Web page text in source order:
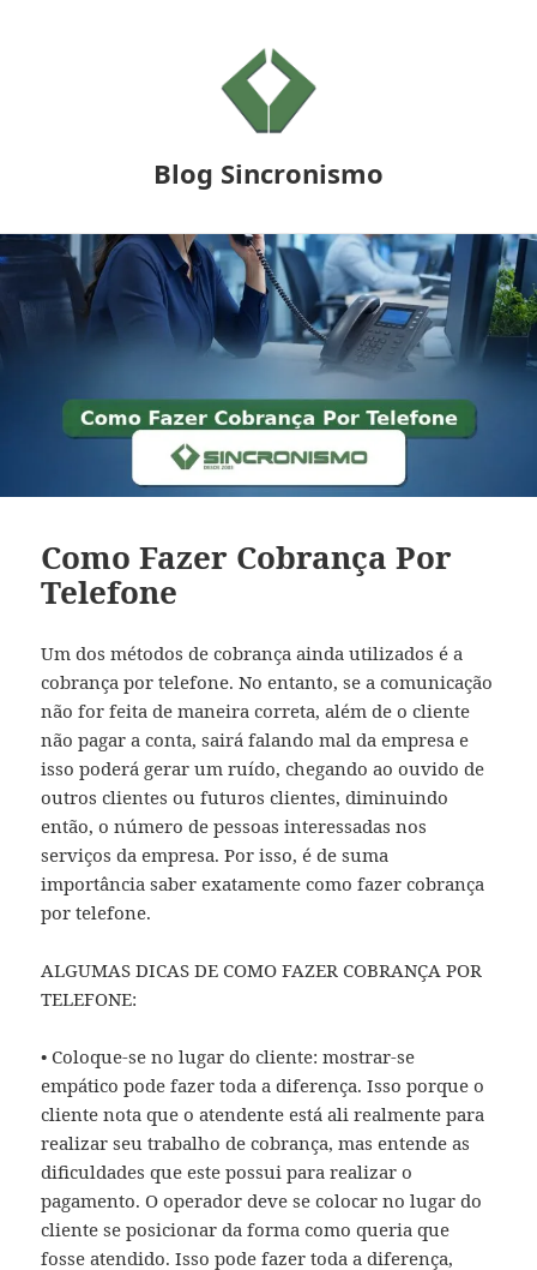
Blog Sincronismo
Como Fazer Cobrança Por
Telefone
Um dos métodos de cobrança ainda utilizados é a
cobrança por telefone. No entanto, se a comunicação
não for feita de maneira correta, além de o cliente
não pagar a conta, sairá falando mal da empresa e
isso poderá gerar um ruído, chegando ao ouvido de
outros clientes ou futuros clientes, diminuindo
então, o número de pessoas interessadas nos
serviços da empresa. Por isso, é de suma
importância saber exatamente como fazer cobrança
por telefone.
ALGUMAS DICAS DE COMO FAZER COBRANÇA POR
TELEFONE:
• Coloque-se no lugar do cliente: mostrar-se
empático pode fazer toda a diferença. Isso porque o
cliente nota que o atendente está ali realmente para
realizar seu trabalho de cobrança, mas entende as
dificuldades que este possui para realizar o
pagamento. O operador deve se colocar no lugar do
cliente se posicionar da forma como queria que
fosse atendido. Isso pode fazer toda a diferença,